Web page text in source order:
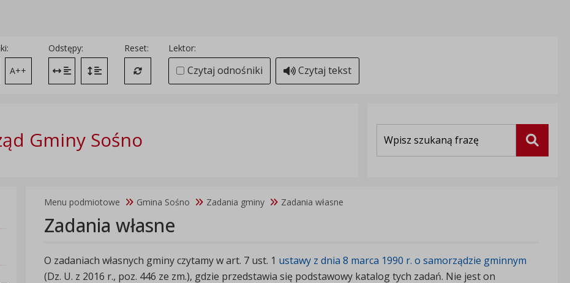
A++
Odstępy:
Zmień odstęp między literami
Zmień interlinię i margines między paragrafami
Reset:
Przywróć ustawienia domyślne
Lektor:
Czytaj odnośniki Czytaj tekst
Gminy Sośno Szukaj
Menu podmiotowe Gmina Sośno Zadania gminy Zadania własne
Zadania własne
O zadaniach własnych gminy czytamy w art. 7 ust. 1 ustawy z dnia 8 marca 1990 r. o samorządzie gminnym
(Dz. U. z 2016 r., poz. 446 ze zm.), gdzie przedstawia się podstawowy katalog tych zadań. Nie jest on